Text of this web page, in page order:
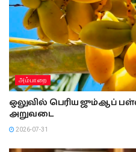
அம்பாறை
ஒலுவில் பெரிய ஜும்ஆப்
அறுவடை
2026-07-31